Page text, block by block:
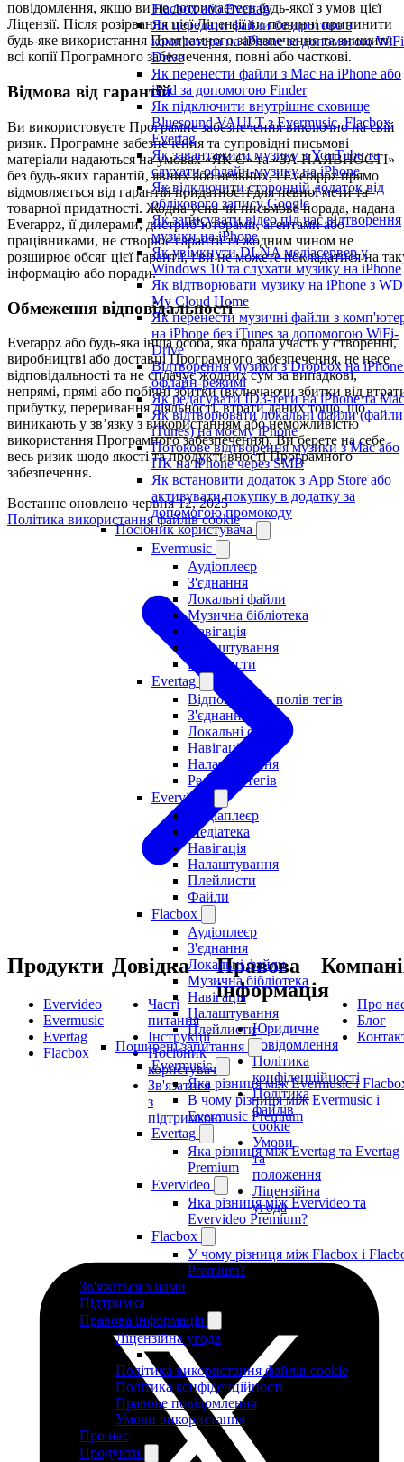
Flacbox або Evertag
Як передати файли бездротово з
комп'ютера на iPhone за допомогою
Drive
Як перенести файли з Mac на iPhone або
iPad за допомогою Finder
Як підключити внутрішнє сховище
Bluesound VAULT з Evermusic, Flacbox,
Evertag
Як завантажити музику з YouTube та
слухати офлайн-музику на iPhone
Як відключити сторонній додаток від
облікового запису Google
Як записувати відео під час відтворення
музики на iPhone
Як увімкнути DLNA медіасервер у
Windows 10 та слухати музику на iPhone
Як відтворювати музику на iPhone з WD
My Cloud Home
Як перенести музичні файли з
на iPhone без iTunes за допомогою WiFi-
Drive
Відтворення музики з Dropbox на
офлайн-режимі
Як редагувати ID3-теги на iPhone та Mac
Як відтворювати локальні файли (файли
iTunes) на моєму iPhone
Потокове відтворення музики з Mac або
ПК на iPhone через SMB
Як встановити додаток з App Store або
активувати покупку в додатку за
допомогою промокоду
Посібник користувача
Evermusic
Аудіоплеєр
З'єднання
Локальні файли
Музична бібліотека
Навігація
Налаштування
Плейлисти
Evertag
Відповідність полів тегів
З'єднання
Локальні файли
Навігація
Налаштування
Редактор тегів
Evervideo
Медіаплеєр
Медіатека
Навігація
Налаштування
Плейлисти
Файли
Flacbox
Аудіоплеєр
З'єднання
Локальні файли
Музична бібліотека
Навігація
Налаштування
Плейлисти
Поширені запитання
Evermusic
Яка різниця між Evermusic і
В чому різниця між Evermusic і
Evermusic Premium
Evertag
Яка різниця між Evertag та Evertag
Premium
Evervideo
Яка різниця між Evervideo та
Evervideo Premium?
Flacbox
У чому різниця між Flacbox і
Premium?
Зв'яжіться з нами
Підтримка
Правова інформація
Ліцензійна угода
Політика використання файлів cookie
Політика конфіденційності
Правове повідомлення
Умови використання
Про нас
Продукти
повідомлення, якщо ви не дотримаєтесь будь-якої з умов цієї
Ліцензії. Після розірвання цієї Ліцензії ви повинні припинити
будь-яке використання Програмного забезпечення та знищити
всі копії Програмного забезпечення, повні або часткові.
Відмова від гарантій
Ви використовуєте Програмне забезпечення виключно на свій
ризик. Програмне забезпечення та супровідні письмові
матеріали надаються на умовах «ЯК Є» та «ЗА НАЯВНОСТІ»
без будь-яких гарантій, явних або неявних, і Everappz прямо
відмовляється від гарантій придатності для певної мети та
товарної придатності. Жодна усна чи письмова порада, надана
Everappz, її дилерами, дистриб’юторами, агентами або
працівниками, не створює гарантії та жодним чином не
розширює обсяг цієї гарантії, і ви не можете покладатися на
інформацію або поради.
Обмеження відповідальності
Everappz або будь-яка інша особа, яка брала участь у створенні,
виробництві або доставці Програмного забезпечення, не несе
відповідальності та не сплачує жодних сум за випадкові,
непрямі, прямі або побічні збитки (включаючи збитки від
прибутку, переривання діяльності, втрати даних тощо, що
виникають у зв’язку з використанням або неможливістю
використання Програмного забезпечення). Ви берете на себе
весь ризик щодо якості та продуктивності Програмного
забезпечення.
Востаннє оновлено червня 12, 2025
Політика використання файлів cookie
Продукти
Evervideo
Evermusic
Evertag
Flacbox
Довідка
Часті
питання
Інструкції
Посібник
користувача
Зв'язатися
з
підтримкою
Правова
інформація
Юридичне
повідомлення
Політика
конфіденційності
Політика
файлів
cookie
Умови
та
положення
Ліцензійна
угода
Про
Блог